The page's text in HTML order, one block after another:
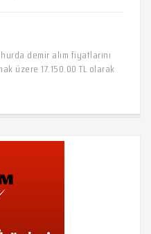
demir alım fiyatlarını
üzere 17.150.00 TL olarak